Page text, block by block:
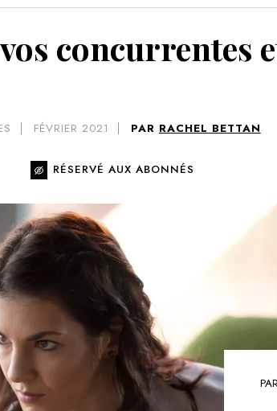
concurrentes
FÉVRIER 2021 PAR RACHEL BETTAN
RÉSERVÉ AUX ABONNÉS